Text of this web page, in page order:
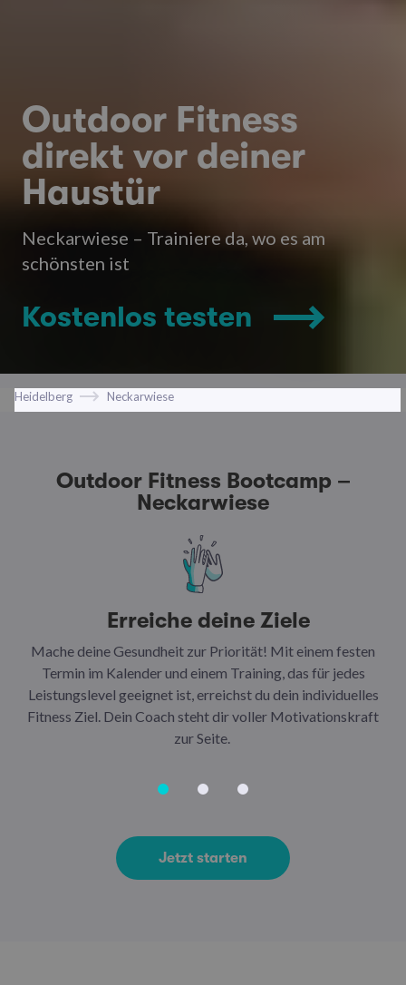
Outdoor Fitness
direkt vor deiner
Haustür
Neckarwiese – Trainiere da, wo es am
schönsten ist
Kostenlos testen
Heidelberg Neckarwiese
Outdoor Fitness Bootcamp –
Neckarwiese
Erreiche deine Ziele
Mache deine Gesundheit zur Priorität! Mit einem festen
Termin im Kalender und einem Training, das für jedes
Leistungslevel geeignet ist, erreichst du dein individuelles
Fitness Ziel. Dein Coach steht dir voller Motivationskraft
zur Seite.
Jetzt starten